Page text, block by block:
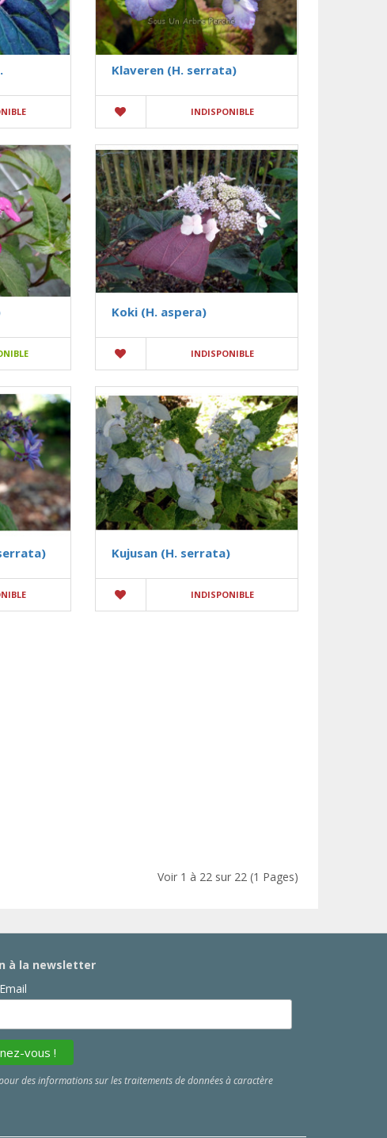
Klaveren (H. serrata)
INDISPONIBLE
Koki (H. aspera)
INDISPONIBLE
Kujusan (H. serrata)
INDISPONIBLE
Voir 1 à 22 sur 22 (1 Pages)
à la newsletter
des informations sur les traitements de données à caractère